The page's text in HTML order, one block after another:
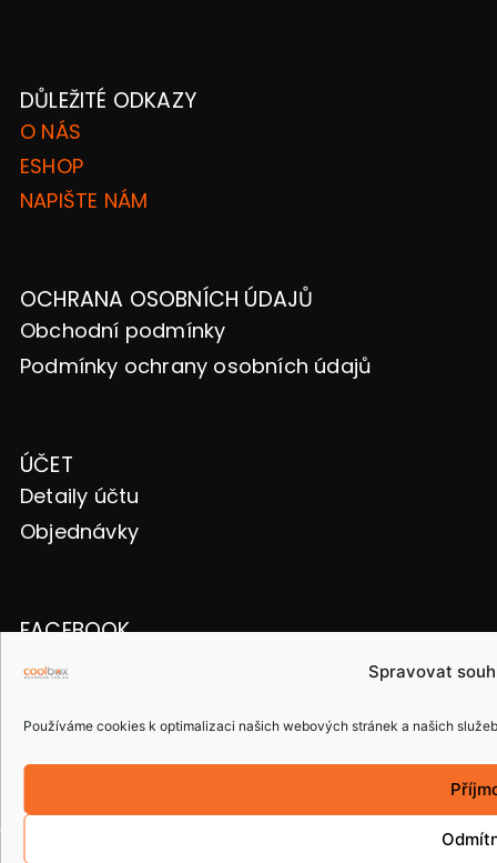
Spravovat
Používáme cookies k optimalizaci našich webových stránek a našich
DŮLEŽITÉ ODKAZY
O NÁS
ESHOP
NAPIŠTE NÁM
OCHRANA OSOBNÍCH ÚDAJŮ
Obchodní podmínky
Podmínky ochrany osobních údajů
ÚČET
Detaily účtu
Objednávky
FACEBOOK